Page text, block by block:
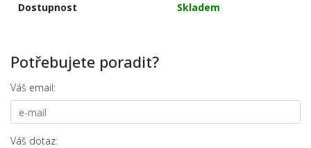
Dostupnost Skladem
Potřebujete poradit?
Váš email:
Váš dotaz: